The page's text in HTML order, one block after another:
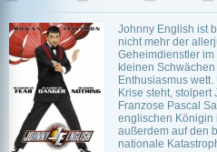
Johnny English ist
nicht mehr der
Geheimdienstler
kleinen
Enthusiasmus
Krise steht,
Franzose Pascal
englischen Königin
außerdem auf den
nationale